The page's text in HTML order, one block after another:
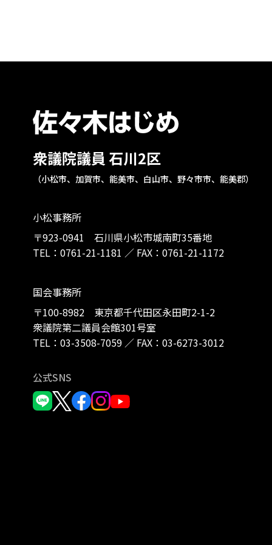
衆議院議員 石川2区
（小松市、加賀市、能美市、白山市、野々市市、能美郡）
小松事務所
〒923-0941 石川県小松市城南町35番地
TEL： 0761-21-1181 ／ FAX：0761-21-1172
国会事務所
〒100-8982 東京都千代田区永田町2-1-2
衆議院第二議員会館301号室
TEL： 03-3508-7059／ FAX：03-6273-3012
公式SNS